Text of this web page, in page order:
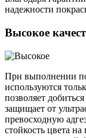
надежности
Высокое
При выполнении
используются
позволяет
защищает от
превосходную
стойкость цвета